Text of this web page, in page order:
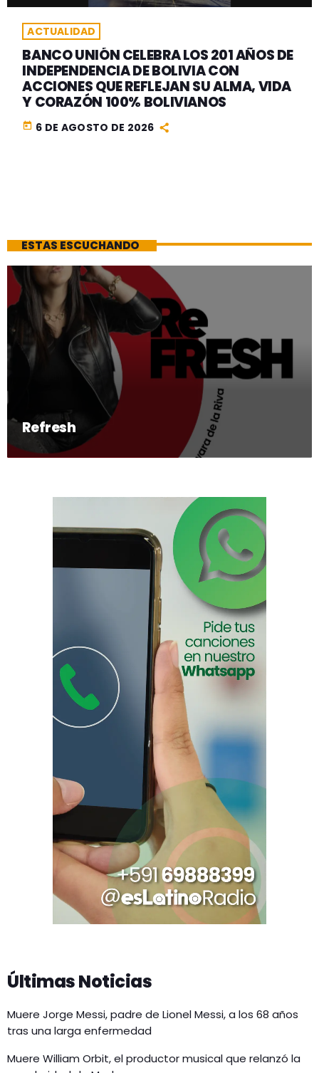
ACTUALIDAD
BANCO UNIÓN CELEBRA LOS 201 AÑOS DE
INDEPENDENCIA DE BOLIVIA CON
ACCIONES QUE REFLEJAN SU ALMA, VIDA
Y CORAZÓN 100% BOLIVIANOS
today 6 DE AGOSTO DE 2026
ESTAS ESCUCHANDO
Refresh
Últimas Noticias
Muere Jorge Messi, padre de Lionel Messi, a los 68 años
tras una larga enfermedad
Muere William Orbit, el productor musical que relanzó la